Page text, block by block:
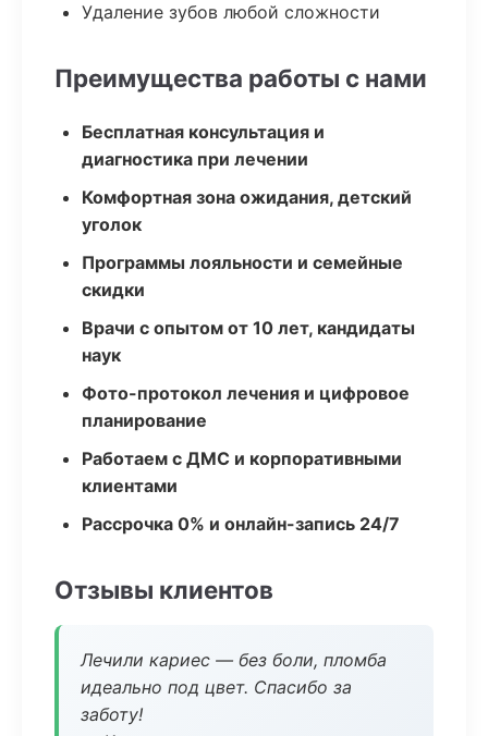
Удаление зубов любой сложности
Преимущества работы с нами
Бесплатная консультация и
диагностика при лечении
Комфортная зона ожидания, детский
уголок
Программы лояльности и семейные
скидки
Врачи с опытом от 10 лет, кандидаты
наук
Фото-протокол лечения и цифровое
планирование
Работаем с ДМС и корпоративными
клиентами
Рассрочка 0% и онлайн-запись 24/7
Отзывы клиентов
Лечили кариес — без боли, пломба
идеально под цвет. Спасибо за
заботу!